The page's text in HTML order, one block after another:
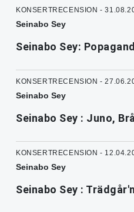
KONSERTRECENSION -
Seinabo Sey
Seinabo Sey:
KONSERTRECENSION -
Seinabo Sey
Seinabo Sey : Juno,
KONSERTRECENSION -
Seinabo Sey
Seinabo Sey :